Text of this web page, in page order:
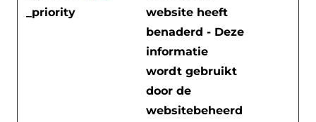
_priority
website heeft
benaderd - Deze
informatie
wordt gebruikt
door de
websitebeheerd